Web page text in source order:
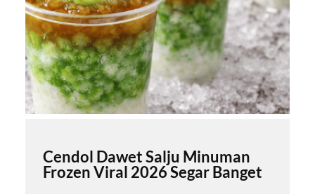
Cendol Dawet Salju Minuman
Frozen Viral 2026 Segar Banget